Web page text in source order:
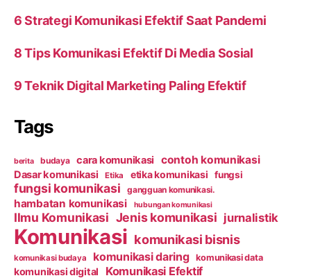
6 Strategi Komunikasi Efektif Saat Pandemi
8 Tips Komunikasi Efektif Di Media Sosial
9 Teknik Digital Marketing Paling Efektif
Tags
berita budaya cara komunikasi contoh komunikasi
Dasar komunikasi Etika etika komunikasi fungsi
fungsi komunikasi gangguan komunikasi.
hambatan komunikasi hubungan komunikasi
Ilmu Komunikasi Jenis komunikasi jurnalistik
Komunikasi komunikasi bisnis
komunikasi budaya komunikasi daring komunikasi data
komunikasi digital Komunikasi Efektif